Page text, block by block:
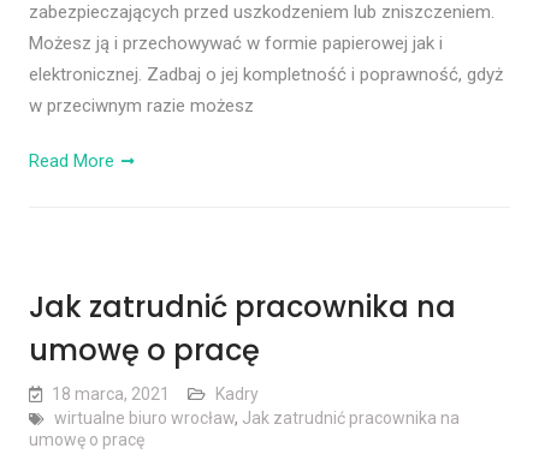
zabezpieczających przed uszkodzeniem lub zniszczeniem.
Możesz ją i przechowywać w formie papierowej jak i
elektronicznej. Zadbaj o jej kompletność i poprawność, gdyż
w przeciwnym razie możesz
Read More
Jak zatrudnić pracownika na
umowę o pracę
18 marca, 2021
Kadry
wirtualne biuro wrocław, Jak zatrudnić pracownika na
umowę o pracę